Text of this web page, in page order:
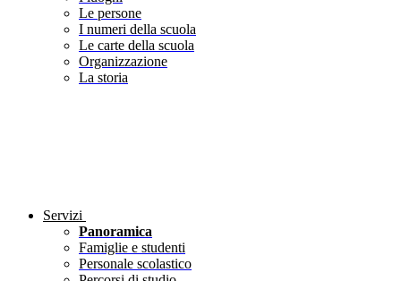
Le persone
I numeri della scuola
Le carte della scuola
Organizzazione
La storia
Servizi
Panoramica
Famiglie e studenti
Personale scolastico